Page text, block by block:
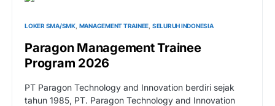
LOKER SMA/SMK MANAGEMENT TRAINEE SELURUH INDONESIA
Paragon Management Trainee
Program 2026
PT Paragon Technology and Innovation berdiri sejak
tahun 1985, PT. Paragon Technology and Innovation